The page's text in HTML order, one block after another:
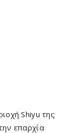
Shiyu της
επαρχία